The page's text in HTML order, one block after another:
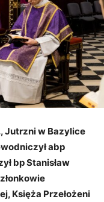
Jutrzni w Bazylice
abp
bp Stanisław
Księża Przełożeni